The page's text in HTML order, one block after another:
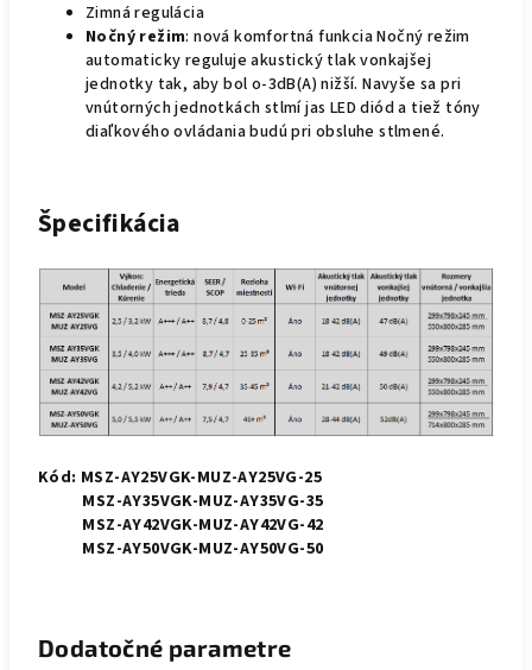
Zimná regulácia
Nočný režim: nová komfortná funkcia Nočný režim
automaticky reguluje akustický tlak vonkajšej
jednotky tak, aby bol o-3dB(A) nižší. Navyše sa pri
vnútorných jednotkách stlmí jas LED diód a tiež tóny
diaľkového ovládania budú pri obsluhe stlmené.
Špecifikácia
Kód: MSZ-AY25VGK-MUZ-AY25VG-25
MSZ-AY35VGK-MUZ-AY35VG-35
MSZ-AY42VGK-MUZ-AY42VG-42
MSZ-AY50VGK-MUZ-AY50VG-50
Dodatočné parametre